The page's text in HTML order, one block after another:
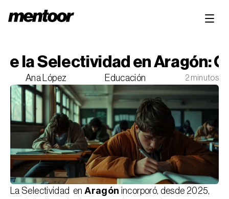
la Selectividad en Aragón:
Ana López Educación 2 minutos
La Selectividad  en Aragón incorporó, desde 2025,